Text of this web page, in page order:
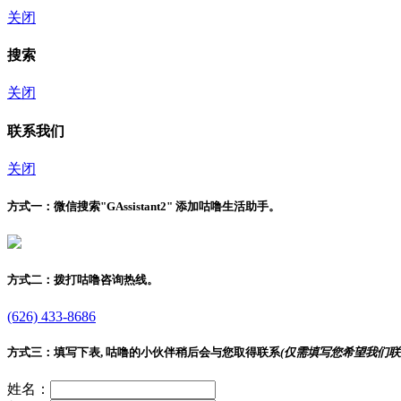
关闭
搜索
关闭
联系我们
关闭
方式一： 微信搜索"GAssistant2" 添加咕噜生活助手。
方式二： 拨打咕噜咨询热线。
(626) 433-8686
方式三： 填写下表, 咕噜的小伙伴稍后会与您取得联系(仅需填写您希望我们
姓名：